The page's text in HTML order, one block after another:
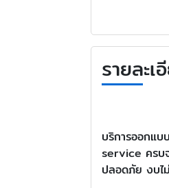
รายละ
บริการออกแ
service ครบ
ปลอดภัย งบไ